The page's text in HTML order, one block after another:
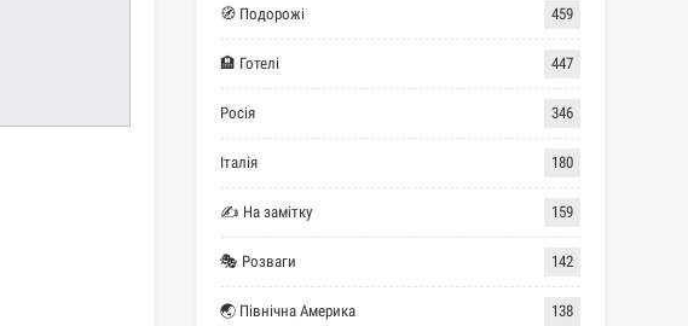
🧭 Подорожі 459
🏨 Готелі 447
Росія 346
Італія 180
✍ На замітку 159
🎭 Розваги 142
🌏 Північна Америка 138